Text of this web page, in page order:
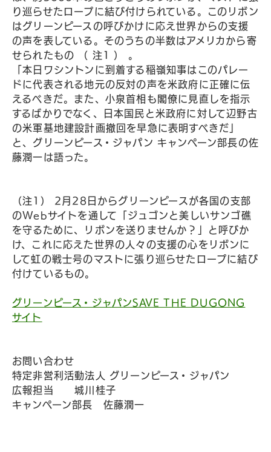
り巡らせたロープに結び付けられている。このリボン
はグリーンピースの呼びかけに応え世界からの支援
の声を表している。そのうちの半数はアメリカから寄
せられたもの （ 注1 ） 。
「本日ワシントンに到着する稲嶺知事はこのパレー
ドに代表される地元の反対の声を米政府に正確に伝
えるべきだ。また、小泉首相も閣僚に見直しを指示
するばかりでなく、日本国民と米政府に対して辺野古
の米軍基地建設計画撤回を早急に表明すべきだ」
と、グリーンピース・ジャパン キャンペーン部長の佐
藤潤一は語った。
（注1） 2月28日からグリーンピースが各国の支部
のWebサイトを通して「ジュゴンと美しいサンゴ礁
を守るために、リボンを送りませんか？」と呼びか
け、これに応えた世界の人々の支援の心をリボンに
して虹の戦士号のマストに張り巡らせたロープに結び
付けているもの。
グリーンピース・ジャパンSAVE THE DUGONG
サイト
お問い合わせ
特定非営利活動法人 グリーンピース・ジャパン
広報担当 城川桂子
キャンペーン部長 佐藤潤一